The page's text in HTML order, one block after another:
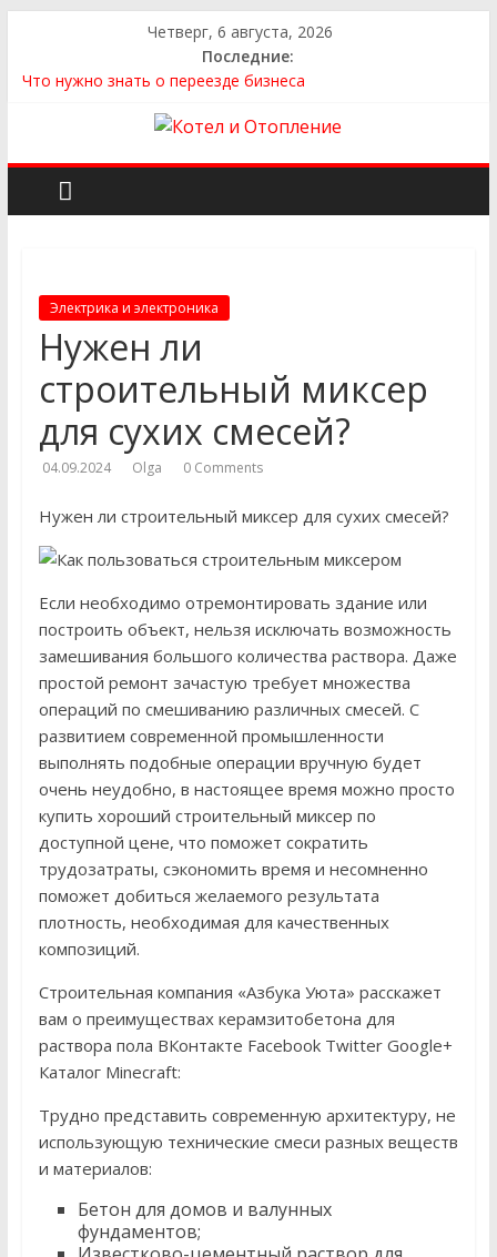
Четверг, 6 августа, 2026
Последние:
Что нужно знать о переезде бизнеса
Как выбрать сантехнику и отопление для дома в
Как найти идеальный каркасный дом для жизни за городом
и не ошибиться в выборе
Электрика и электроника
Нужен ли
строительный миксер
для сухих смесей?
04.09.2024 Olga 0 Comments
Нужен ли строительный миксер для сухих смесей?
Если необходимо отремонтировать здание или
построить объект, нельзя исключать возможность
замешивания большого количества раствора. Даже
простой ремонт зачастую требует множества
операций по смешиванию различных смесей. С
развитием современной промышленности
выполнять подобные операции вручную будет
очень неудобно, в настоящее время можно просто
купить хороший строительный миксер по
доступной цене, что поможет сократить
трудозатраты, сэкономить время и несомненно
поможет добиться желаемого результата
плотность, необходимая для качественных
композиций.
Строительная компания «Азбука Уюта» расскажет
вам о преимуществах керамзитобетона для
раствора пола ВКонтакте Facebook Twitter Google+
Каталог Minecraft:
Трудно представить современную архитектуру, не
использующую технические смеси разных веществ
и материалов:
Бетон для домов и валунных
фундаментов;